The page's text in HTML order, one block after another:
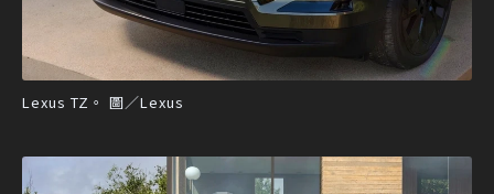
Lexus TZ。 圖／Lexus